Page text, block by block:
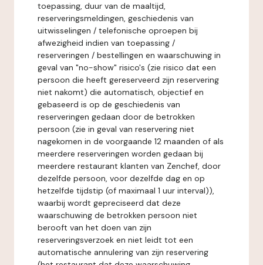
toepassing, duur van de maaltijd,
reserveringsmeldingen, geschiedenis van
uitwisselingen / telefonische oproepen bij
afwezigheid indien van toepassing /
reserveringen / bestellingen en waarschuwing in
geval van "no-show" risico's (zie risico dat een
persoon die heeft gereserveerd zijn reservering
niet nakomt) die automatisch, objectief en
gebaseerd is op de geschiedenis van
reserveringen gedaan door de betrokken
persoon (zie in geval van reservering niet
nagekomen in de voorgaande 12 maanden of als
meerdere reserveringen worden gedaan bij
meerdere restaurant klanten van Zenchef, door
dezelfde persoon, voor dezelfde dag en op
hetzelfde tijdstip (of maximaal 1 uur interval)),
waarbij wordt gepreciseerd dat deze
waarschuwing de betrokken persoon niet
berooft van het doen van zijn
reserveringsverzoek en niet leidt tot een
automatische annulering van zijn reservering